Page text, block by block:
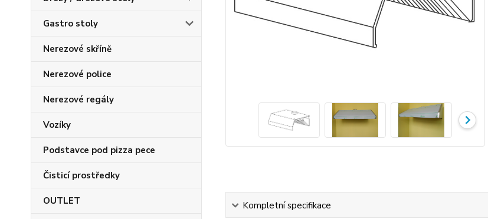
Gastro stoly
Nerezové skříně
Nerezové police
Nerezové regály
Vozíky
Podstavce pod pizza pece
Čisticí prostředky
OUTLET Kompletní specifikace